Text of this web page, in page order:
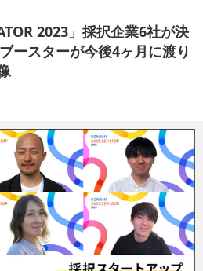
2023」採択企業6社が決
ースターが今後4ヶ月に渡り